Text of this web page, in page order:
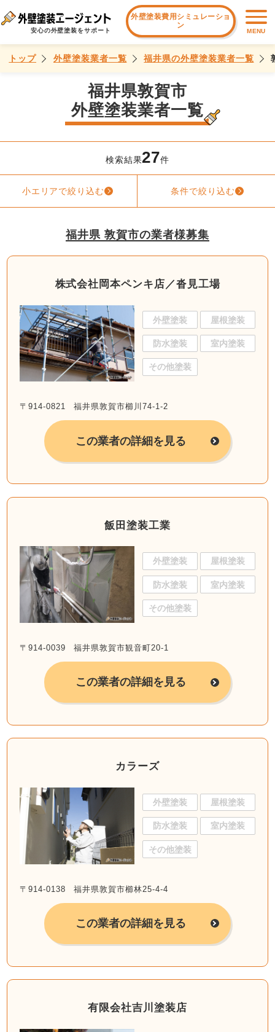
安心の外壁塗装をサポート
外壁塗装費用シミュレーショ
ン
MENU
トップ 外壁塗装業者一覧 福井県の外壁塗装業者一覧
福井県敦賀市
外壁塗装業者一覧
検索結果27件
小エリアで絞り込む 条件で絞り込む
福井県 敦賀市の業者様募集
株式会社岡本ペンキ店／沓見工場
外壁塗装 屋根塗装
防水塗装 室内塗装
その他塗装
〒914-0821 福井県敦賀市櫛川74-1-2
この業者の詳細を見る
飯田塗装工業
外壁塗装 屋根塗装
防水塗装 室内塗装
その他塗装
〒914-0039 福井県敦賀市観音町20-1
この業者の詳細を見る
カラーズ
外壁塗装 屋根塗装
防水塗装 室内塗装
その他塗装
〒914-0138 福井県敦賀市櫛林25-4-4
この業者の詳細を見る
有限会社吉川塗装店